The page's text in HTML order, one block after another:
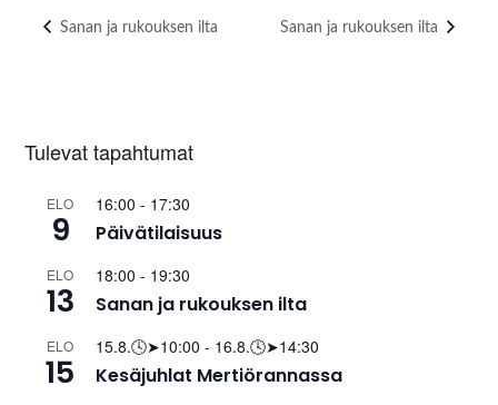
Sanan ja rukouksen ilta Sanan ja rukouksen ilta
Tulevat tapahtumat
ELO
9
16:00 - 17:30
Päivätilaisuus
ELO
13
18:00 - 19:30
Sanan ja rukouksen ilta
ELO
15
15.8.🕓➤10:00 - 16.8.🕓➤14:30
Kesäjuhlat Mertiörannassa